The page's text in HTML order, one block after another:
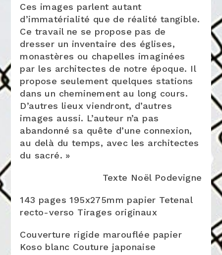
Ces images parlent autant
d’immatérialité que de réalité tangible.
Ce travail ne se propose pas de
dresser un inventaire des églises,
monastères ou chapelles imaginées
par les architectes de notre époque. Il
propose seulement quelques stations
dans un cheminement au long cours.
D’autres lieux viendront, d’autres
images aussi. L’auteur n’a pas
abandonné sa quête d’une connexion,
au delà du temps, avec les architectes
du sacré. »
Texte Noël Podevigne
143 pages 195x275mm papier Tetenal
recto-verso Tirages originaux
Couverture rigide marouflée papier
Koso blanc Couture japonaise